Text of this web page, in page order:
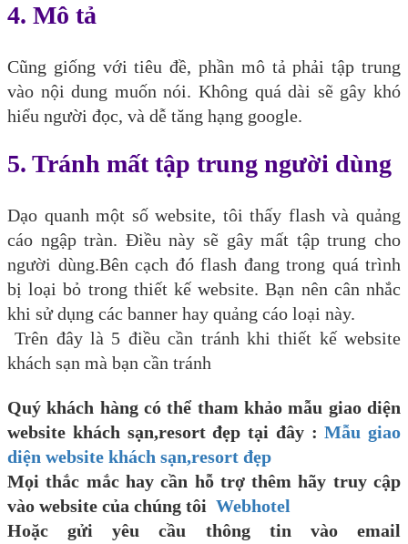
4. Mô tả
Cũng giống với tiêu đề, phần mô tả phải tập trung
vào nội dung muốn nói. Không quá dài sẽ gây khó
hiểu người đọc, và dễ tăng hạng google.
5. Tránh mất tập trung người dùng
Dạo quanh một số website, tôi thấy flash và quảng
cáo ngập tràn. Điều này sẽ gây mất tập trung cho
người dùng.Bên cạch đó flash đang trong quá trình
bị loại bỏ trong thiết kế website. Bạn nên cân nhắc
khi sử dụng các banner hay quảng cáo loại này.
Trên đây là 5 điều cần tránh khi thiết kế website
khách sạn mà bạn cần tránh
Quý khách hàng có thể tham khảo mẫu giao diện
website khách sạn,resort đẹp tại đây : Mẫu giao
diện website khách sạn,resort đẹp
Mọi thắc mắc hay cần hỗ trợ thêm hãy truy cập
vào website của chúng tôi Webhotel
Hoặc gửi yêu cầu thông tin vào email